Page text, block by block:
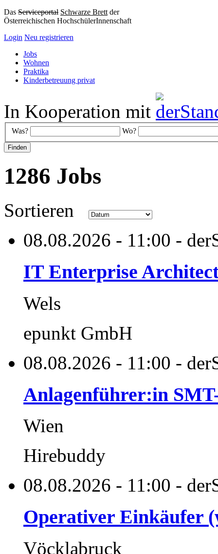
Das Serviceportal Schwarze Brett der
Österreichischen HochschülerInnenschaft
Login Neu registrieren
Jobs
Wohnen
Praktika
Kinderbetreuung privat
In Kooperation mit
Was? Wo?
1286 Jobs
Sortieren
08.08.2026 - 11:00 -
IT Enterprise
Wels
epunkt GmbH
08.08.2026 - 11:00 -
Anlagenführer:in
Wien
Hirebuddy
08.08.2026 - 11:00 -
Operativer Einkäufer
Vöcklabruck